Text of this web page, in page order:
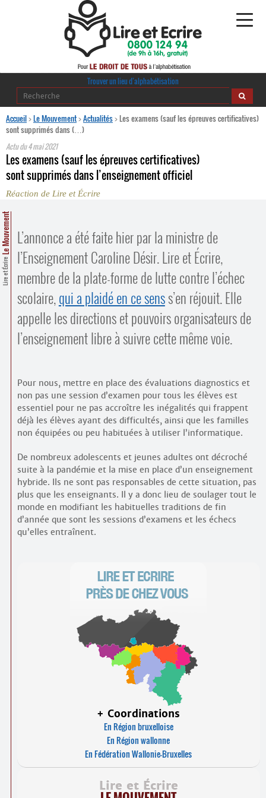
Alphabétisation
·
journaldelalpha.be
Comprendre et parler
Bienvenue en Belgique
Espace presse
Contacts
Trouver un lieu d’alphabétisation
Trouver un lieu d’alphabétisation
Accueil>Le Mouvement>Actualités>Les examens (sauf les épreuves certificatives)
sont supprimés dans (…)
Actu du4 mai 2021
Les examens (sauf les épreuves certificatives)
sont supprimés dans l’enseignement officiel
Réaction de Lire et Écrire
Lire et Écrire
Le Mouvement L’annonce a été faite hier par la ministre de
l’Enseignement Caroline Désir. Lire et Écrire,
membre de la plate-forme de lutte contre l’échec
scolaire,qui a plaidé en ce senss’en réjouit. Elle
appelle les directions et pouvoirs organisateurs de
l’enseignement libre à suivre cette même voie.
Pour nous, mettre en place des évaluations diagnostics et
non pas une session d’examen pour tous les élèves est
essentiel pour ne pas accroître les inégalités qui frappent
déjà les élèves ayant des difficultés, ainsi que les familles
non équipées ou peu habituées à utiliser l’informatique.
De nombreux adolescents et jeunes adultes ont décroché
suite à la pandémie et la mise en place d’un enseignement
hybride. Ils ne sont pas responsables de cette situation, pas
plus que les enseignants. Il y a donc lieu de soulager tout le
monde en modifiant les habituelles traditions de fin
d’année que sont les sessions d’examens et les échecs
qu’elles entraînent.
+ Coordinations
En Région bruxelloise
En Région wallonne
En Fédération Wallonie-Bruxelles
Lire et Écrire